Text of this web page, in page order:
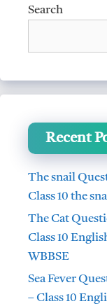
Search
Recent
The snail
Class 10 the
The Cat
Class 10
WBBSE
Sea Fever
– Class 10